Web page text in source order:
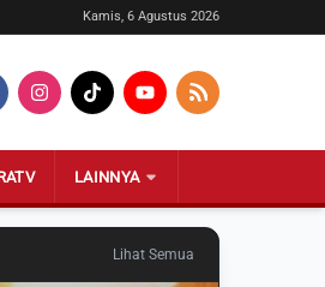
Kamis, 6 Agustus 2026
LAINNYA
Lihat Semua